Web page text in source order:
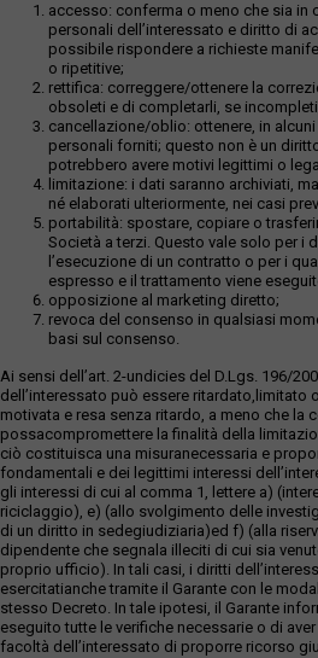
accesso: conferma o meno che sia in
personali dell’interessato e diritto di
possibile rispondere a richieste
o ripetitive;
rettifica: correggere/ottenere la
obsoleti e di completarli, se
cancellazione/oblio: ottenere, in
personali forniti; questo non è un
potrebbero avere motivi legittimi o
limitazione: i dati saranno archiviati,
né elaborati ulteriormente, nei casi
portabilità: spostare, copiare o
Società a terzi. Questo vale solo per i
l’esecuzione di un contratto o per i
espresso e il trattamento viene
opposizione al marketing diretto;
revoca del consenso in qualsiasi
basi sul consenso.
Ai sensi dell’art. 2-undicies del D.Lgs. 196/
dell’interessato può essere ritardato,limitato
motivata e resa senza ritardo, a meno che la
possacompromettere la finalità della
ciò costituisca una misuranecessaria e
fondamentali e dei legittimi interessi
gli interessi di cui al comma 1, lettere a)
riciclaggio), e) (allo svolgimento delle
di un diritto in sedegiudiziaria)ed f) (alla
dipendente che segnala illeciti di cui sia
proprio ufficio). In tali casi, i diritti
esercitatianche tramite il Garante con le
stesso Decreto. In tale ipotesi, il Garante
eseguito tutte le verifiche necessarie o di
facoltà dell’interessato di proporre ricorso